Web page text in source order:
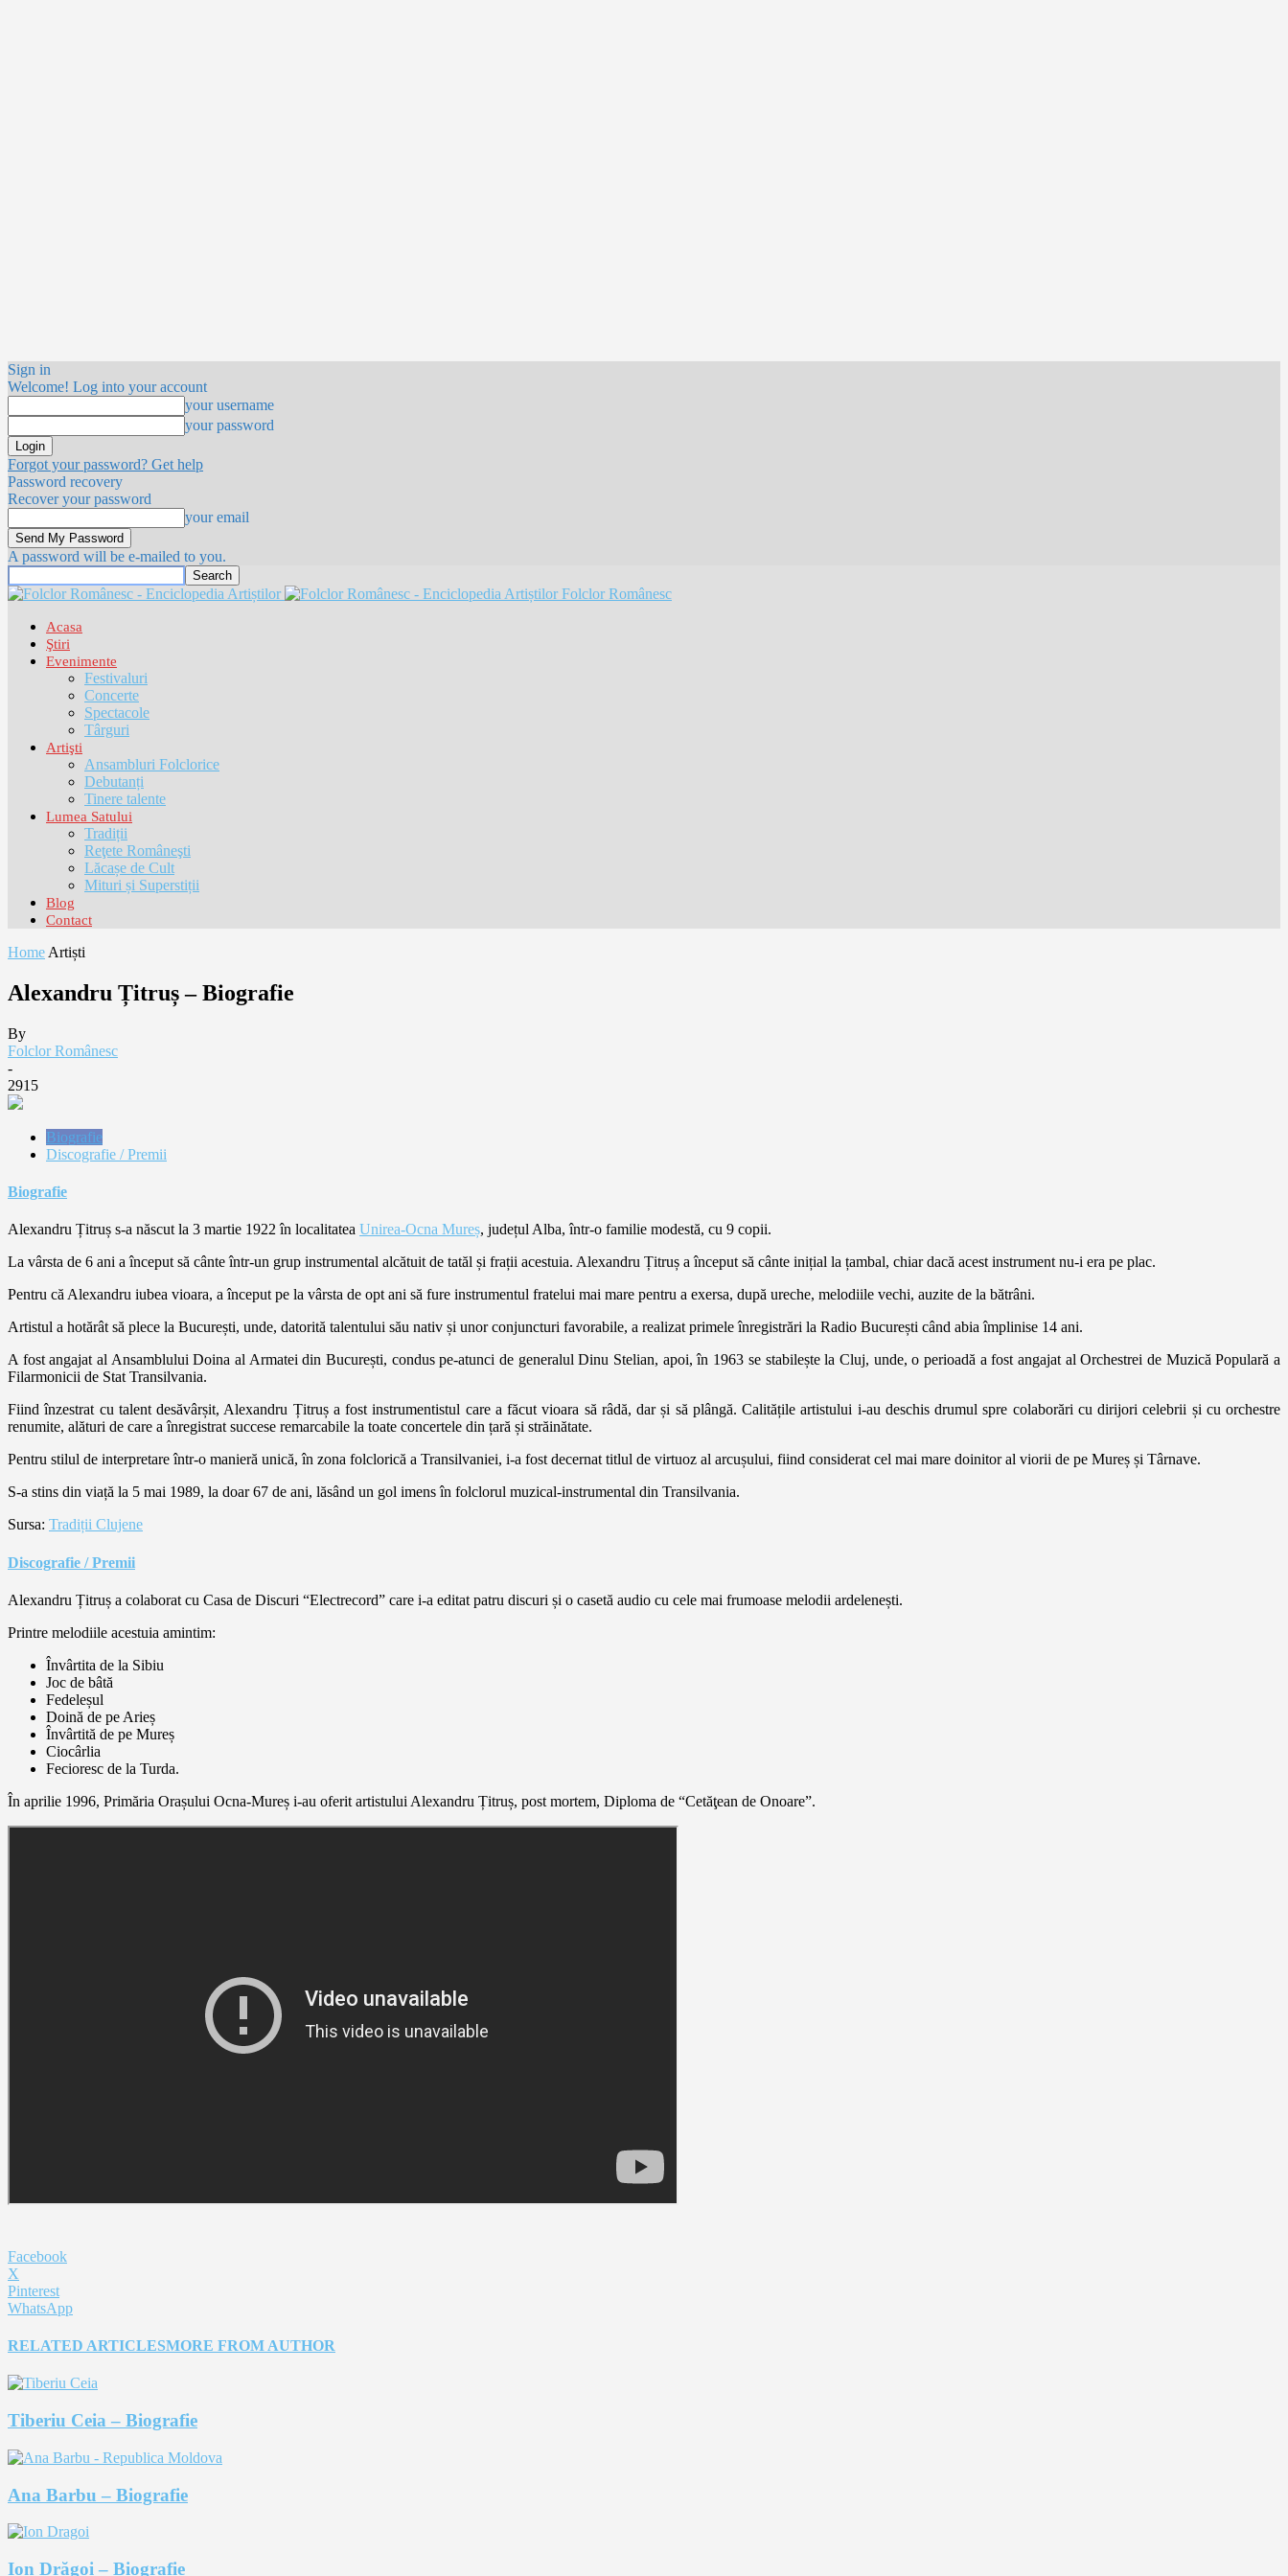
Sign in
Welcome! Log into your account
your username
your password
Forgot your password? Get help
Password recovery
Recover your password
your email
A password will be e-mailed to you.
Folclor Românesc
Acasa
Ştiri
Evenimente
Festivaluri
Concerte
Spectacole
Târguri
Artişti
Ansambluri Folclorice
Debutanți
Tinere talente
Lumea Satului
Tradiții
Reţete Româneşti
Lăcașe de Cult
Mituri și Superstiții
Blog
Contact
Home Artiști
Alexandru Țitruș – Biografie
By
Folclor Românesc
-
2915
Biografie
Discografie / Premii
Biografie
Alexandru Țitruș s-a născut la 3 martie 1922 în localitatea Unirea-Ocna Mureș, județul Alba, într-o familie modestă, cu 9 copii.
La vârsta de 6 ani a început să cânte într-un grup instrumental alcătuit de tatăl și frații acestuia. Alexandru Țitruș a început să cânte inițial la țambal, chiar dacă acest instrument nu-i era pe plac.
Pentru că Alexandru iubea vioara, a început pe la vârsta de opt ani să fure instrumentul fratelui mai mare pentru a exersa, după ureche, melodiile vechi, auzite de la bătrâni.
Artistul a hotărât să plece la București, unde, datorită talentului său nativ și unor conjuncturi favorabile, a realizat primele înregistrări la Radio București când abia împlinise 14 ani.
A fost angajat al Ansamblului Doina al Armatei din București, condus pe-atunci de generalul Dinu Stelian, apoi, în 1963 se stabilește la Cluj, unde, o perioadă a fost angajat al Orchestrei de Muzică Populară a
Filarmonicii de Stat Transilvania.
Fiind înzestrat cu talent desăvârșit, Alexandru Țitruș a fost instrumentistul care a făcut vioara să râdă, dar și să plângă. Calitățile artistului i-au deschis drumul spre colaborări cu dirijori celebrii și cu orchestre
renumite, alături de care a înregistrat succese remarcabile la toate concertele din țară și străinătate.
Pentru stilul de interpretare într-o manieră unică, în zona folclorică a Transilvaniei, i-a fost decernat titlul de virtuoz al arcușului, fiind considerat cel mai mare doinitor al viorii de pe Mureș și Târnave.
S-a stins din viață la 5 mai 1989, la doar 67 de ani, lăsând un gol imens în folclorul muzical-instrumental din Transilvania.
Sursa: Tradiții Clujene
Discografie / Premii
Alexandru Țitruș a colaborat cu Casa de Discuri “Electrecord” care i-a editat patru discuri și o casetă audio cu cele mai frumoase melodii ardelenești.
Printre melodiile acestuia amintim:
Învârtita de la Sibiu
Joc de bâtă
Fedeleșul
Doină de pe Arieș
Învârtită de pe Mureș
Ciocârlia
Fecioresc de la Turda.
În aprilie 1996, Primăria Orașului Ocna-Mureș i-au oferit artistului Alexandru Țitruș, post mortem, Diploma de “Cetăţean de Onoare”.
Facebook
X
Pinterest
WhatsApp
RELATED ARTICLESMORE FROM AUTHOR
Tiberiu Ceia – Biografie
Ana Barbu – Biografie
Ion Drăgoi – Biografie